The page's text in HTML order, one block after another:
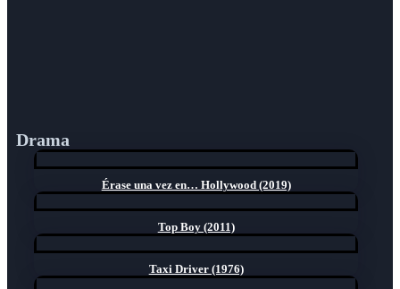
Drama
Érase una vez en… Hollywood (2019)
Top Boy (2011)
Taxi Driver (1976)